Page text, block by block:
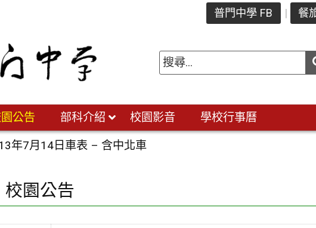
普門中學 FB 餐
公告 部科介紹 校園影音 學校行事曆
年7月14日車表 – 含中北車
校園公告